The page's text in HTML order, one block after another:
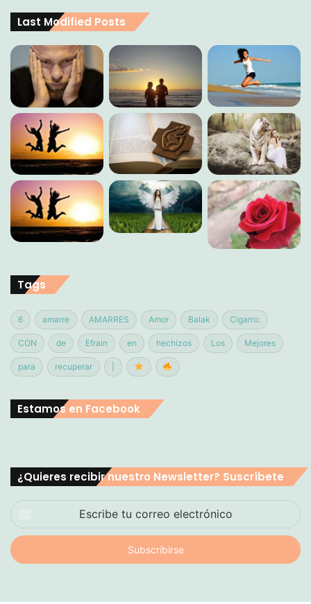
Last Modified Posts
Tags
6 amarre AMARRES Amor Balak Cigarro:
CON de Efrain en hechizos Los Mejores
para recuperar
Estamos en Facebook
¿Quieres recibir nuestro Newsletter? Suscríbete
correo
electrónico